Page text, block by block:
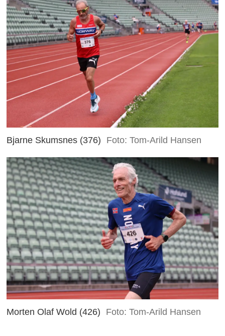
Bjarne Skumsnes (376) Foto: Tom-Arild Hansen
Morten Olaf Wold (426) Foto: Tom-Arild Hansen